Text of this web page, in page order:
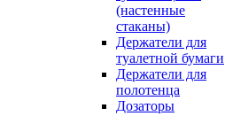
(настенные
стаканы)
Держатели для
туалетной бумаги
Держатели для
полотенца
Дозаторы